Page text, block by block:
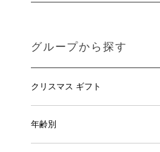
グループから探す
クリスマス ギフト
年齢別